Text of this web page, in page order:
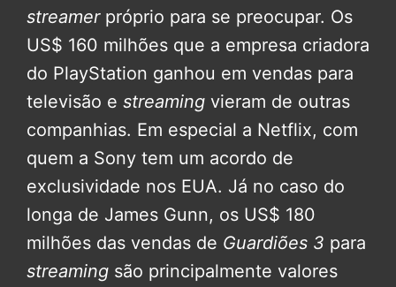
streamerpróprio para se preocupar. Os
US$ 160 milhões que a empresa criadora
do PlayStation ganhou em vendas para
televisão e streaming vieram de outras
companhias. Em especial a Netflix, com
quem a Sony tem um acordo de
exclusividade nos EUA. Já no caso do
longa de James Gunn, os US$ 180
milhões das vendas de Guardiões 3 para
streaming são principalmente valores